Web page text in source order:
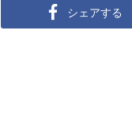
シェアする